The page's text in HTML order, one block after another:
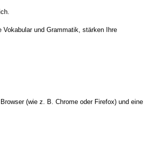
Vokabular und Grammatik, stärken Ihre
(wie z. B. Chrome oder Firefox) und eine